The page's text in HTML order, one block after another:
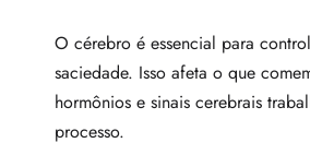
O cérebro é essencial para
saciedade. Isso afeta o que
hormônios e sinais cerebrais
processo.